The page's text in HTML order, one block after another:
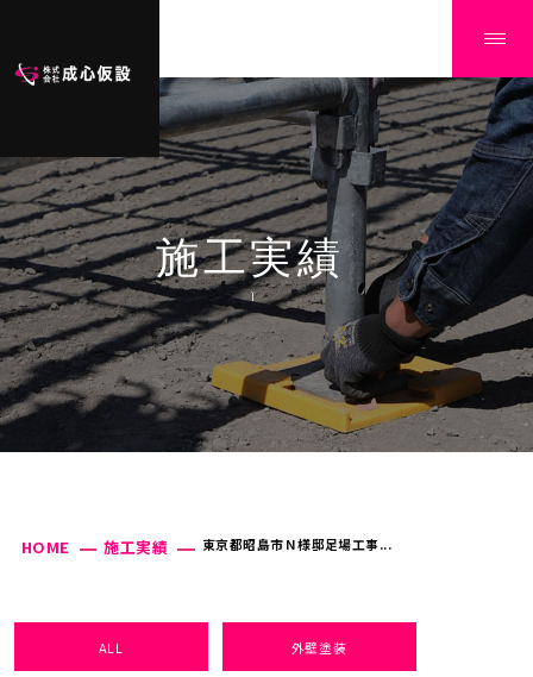
施工実績
Ï
HOME 施工実績 東京都昭島市Ｎ様邸足場工事...
ALL 外壁塗装